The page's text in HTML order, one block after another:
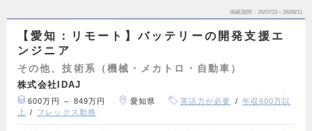
掲載期間 26/07/23～26/08/11
【愛知：リモート】バッテリーの開発支援エ
ンジニア
その他、技術系（機械・メカトロ・自動車）
株式会社IDAJ
600万円 ～ 849万円 愛知県 英語力が必要
年収600万以
上
フレックス勤務